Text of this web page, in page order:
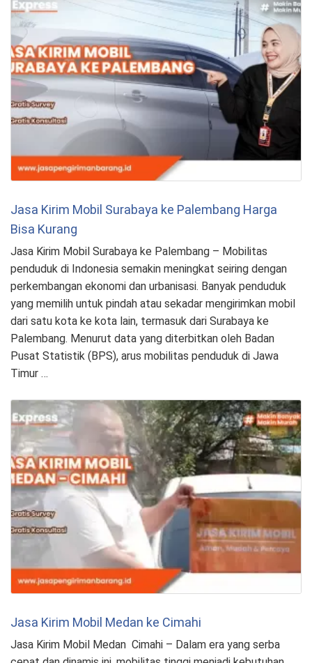
Jasa Kirim Mobil Surabaya ke Palembang Harga
Bisa Kurang
Jasa Kirim Mobil Surabaya ke Palembang – Mobilitas
penduduk di Indonesia semakin meningkat seiring dengan
perkembangan ekonomi dan urbanisasi. Banyak penduduk
yang memilih untuk pindah atau sekadar mengirimkan mobil
dari satu kota ke kota lain, termasuk dari Surabaya ke
Palembang. Menurut data yang diterbitkan oleh Badan
Pusat Statistik (BPS), arus mobilitas penduduk di Jawa
Timur …
Jasa Kirim Mobil Medan ke Cimahi
Jasa Kirim Mobil Medan Cimahi – Dalam era yang serba